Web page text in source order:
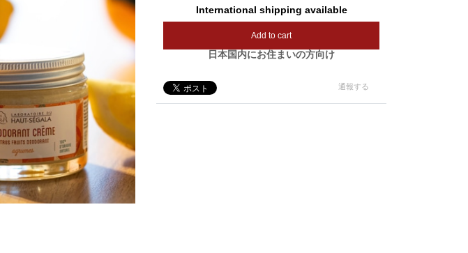
International shipping available
Add to cart
日本国内にお住まいの方向け
通報する